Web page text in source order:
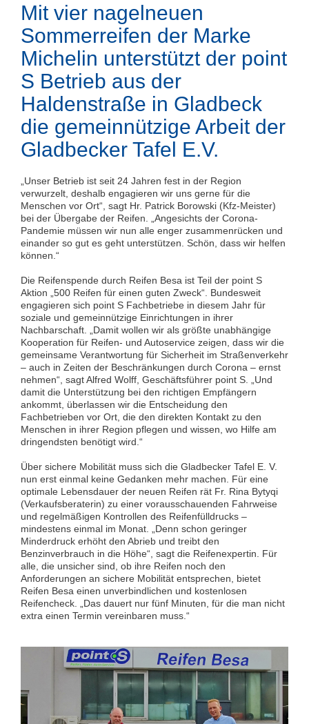
Mit vier nagelneuen
Sommerreifen der Marke
Michelin unterstützt der point
S Betrieb aus der
Haldenstraße in Gladbeck
die gemeinnützige Arbeit der
Gladbecker Tafel E.V.
„Unser Betrieb ist seit 24 Jahren fest in der Region
verwurzelt, deshalb engagieren wir uns gerne für die
Menschen vor Ort“, sagt Hr. Patrick Borowski (Kfz-Meister)
bei der Übergabe der Reifen. „Angesichts der Corona-
Pandemie müssen wir nun alle enger zusammenrücken und
einander so gut es geht unterstützen. Schön, dass wir helfen
können.“
Die Reifenspende durch Reifen Besa ist Teil der point S
Aktion „500 Reifen für einen guten Zweck“. Bundesweit
engagieren sich point S Fachbetriebe in diesem Jahr für
soziale und gemeinnützige Einrichtungen in ihrer
Nachbarschaft. „Damit wollen wir als größte unabhängige
Kooperation für Reifen- und Autoservice zeigen, dass wir die
gemeinsame Verantwortung für Sicherheit im Straßenverkehr
– auch in Zeiten der Beschränkungen durch Corona – ernst
nehmen“, sagt Alfred Wolff, Geschäftsführer point S. „Und
damit die Unterstützung bei den richtigen Empfängern
ankommt, überlassen wir die Entscheidung den
Fachbetrieben vor Ort, die den direkten Kontakt zu den
Menschen in ihrer Region pflegen und wissen, wo Hilfe am
dringendsten benötigt wird.“
Über sichere Mobilität muss sich die Gladbecker Tafel E. V.
nun erst einmal keine Gedanken mehr machen. Für eine
optimale Lebensdauer der neuen Reifen rät Fr. Rina Bytyqi
(Verkaufsberaterin) zu einer vorausschauenden Fahrweise
und regelmäßigen Kontrollen des Reifenfülldrucks –
mindestens einmal im Monat. „Denn schon geringer
Minderdruck erhöht den Abrieb und treibt den
Benzinverbrauch in die Höhe“, sagt die Reifenexpertin. Für
alle, die unsicher sind, ob ihre Reifen noch den
Anforderungen an sichere Mobilität entsprechen, bietet
Reifen Besa einen unverbindlichen und kostenlosen
Reifencheck. „Das dauert nur fünf Minuten, für die man nicht
extra einen Termin vereinbaren muss.“